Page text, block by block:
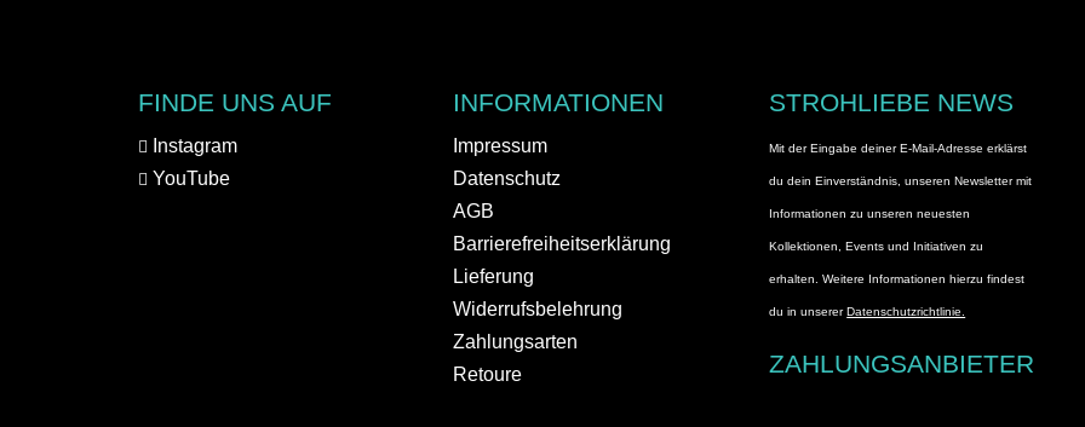
FINDE UNS AUF
Instagram
YouTube
INFORMATIONEN
Impressum
Datenschutz
AGB
Barrierefreiheitserklärung
Lieferung
Widerrufsbelehrung
Zahlungsarten
Retoure
STROHLIEBE NEWS
Mit der Eingabe deiner E-Mail-Adresse erklärst
du dein Einverständnis, unseren Newsletter mit
Informationen zu unseren neuesten
Kollektionen, Events und Initiativen zu
erhalten. Weitere Informationen hierzu findest
du in unserer Datenschutzrichtlinie.
ZAHLUNGSANBIETER